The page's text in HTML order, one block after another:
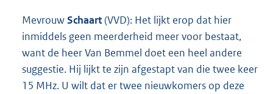
MevrouwSchaart(VVD): Het lijkt erop dat hier
inmiddels geen meerderheid meer voor bestaat,
want de heer Van Bemmel doet een heel andere
suggestie. Hij lijkt te zijn afgestapt van die twee keer
15 MHz. U wilt dat er twee nieuwkomers op deze